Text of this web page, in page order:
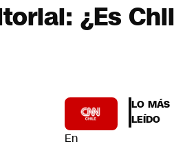
¿Es
En
LO MÁS
LEÍDO